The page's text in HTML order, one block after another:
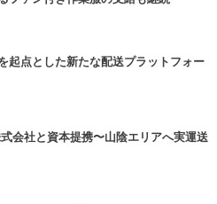
点とした新たな配送プラットフォー
会社と資本提携〜山陰エリアへ実運送